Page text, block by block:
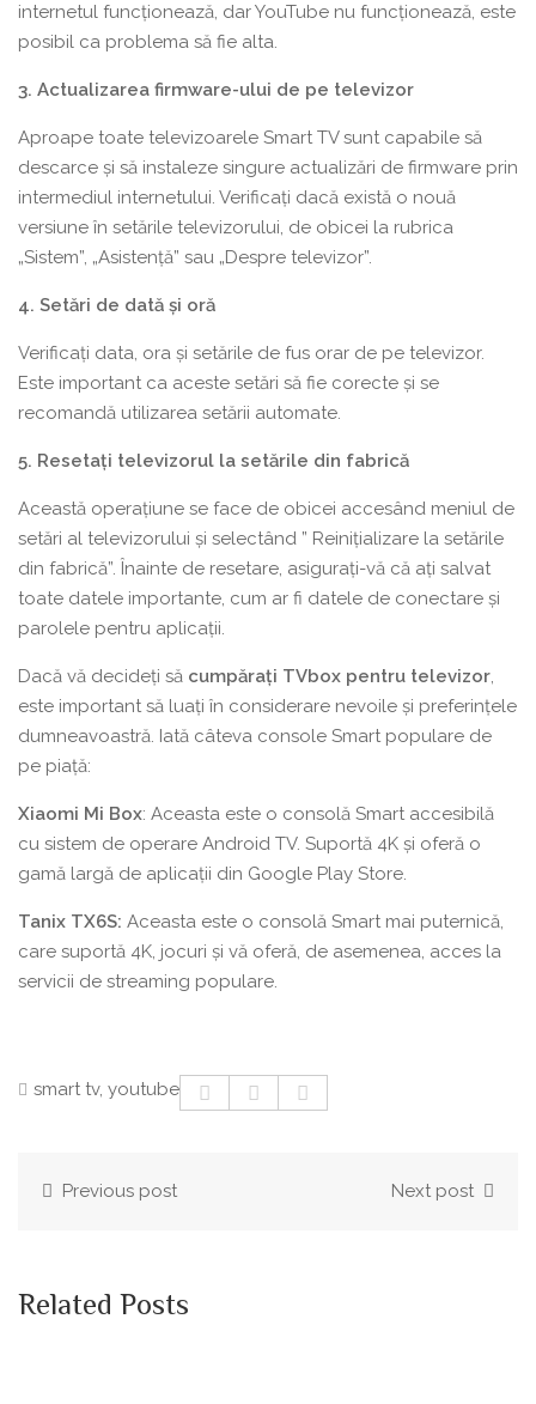
internetul funcționează, dar YouTube nu funcționează, este
posibil ca problema să fie alta.
3. Actualizarea firmware-ului de pe televizor
Aproape toate televizoarele Smart TV sunt capabile să
descarce și să instaleze singure actualizări de firmware prin
intermediul internetului. Verificați dacă există o nouă
versiune în setările televizorului, de obicei la rubrica
„Sistem”, „Asistență” sau „Despre televizor”.
4. Setări de dată și oră
Verificați data, ora și setările de fus orar de pe televizor.
Este important ca aceste setări să fie corecte și se
recomandă utilizarea setării automate.
5. Resetați televizorul la setările din fabrică
Această operațiune se face de obicei accesând meniul de
setări al televizorului și selectând ” Reinițializare la setările
din fabrică”. Înainte de resetare, asigurați-vă că ați salvat
toate datele importante, cum ar fi datele de conectare și
parolele pentru aplicații.
Dacă vă decideți să cumpărați TVbox pentru televizor,
este important să luați în considerare nevoile și preferințele
dumneavoastră. Iată câteva console Smart populare de
pe piață:
Xiaomi Mi Box: Aceasta este o consolă Smart accesibilă
cu sistem de operare Android TV. Suportă 4K și oferă o
gamă largă de aplicații din Google Play Store.
Tanix TX6S: Aceasta este o consolă Smart mai puternică,
care suportă 4K, jocuri și vă oferă, de asemenea, acces la
servicii de streaming populare.
smart tv, youtube
Previous post Next post
Related Posts